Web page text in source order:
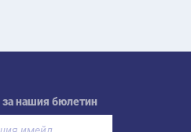
за нашия бюлетин